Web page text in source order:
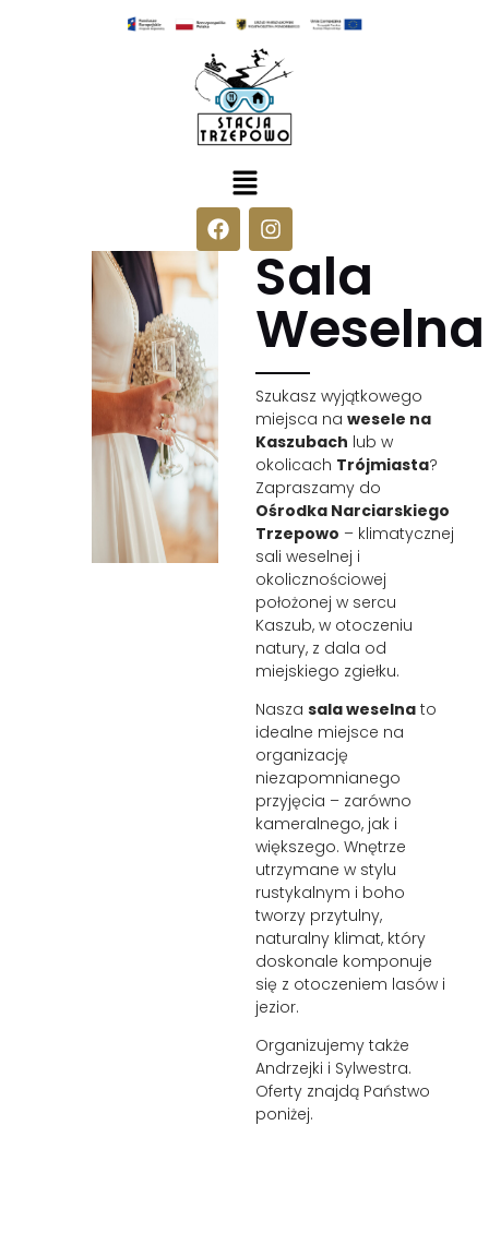
Sala
Weselna
Szukasz wyjątkowego
miejsca na wesele na
Kaszubach lub w
okolicach Trójmiasta?
Zapraszamy do
Ośrodka Narciarskiego
Trzepowo – klimatycznej
sali weselnej i
okolicznościowej
położonej w sercu
Kaszub, w otoczeniu
natury, z dala od
miejskiego zgiełku.
Nasza sala weselna to
idealne miejsce na
organizację
niezapomnianego
przyjęcia – zarówno
kameralnego, jak i
większego. Wnętrze
utrzymane w stylu
rustykalnym i boho
tworzy przytulny,
naturalny klimat, który
doskonale komponuje
się z otoczeniem lasów i
jezior.
Organizujemy także
Andrzejki i Sylwestra.
Oferty znajdą Państwo
poniżej.